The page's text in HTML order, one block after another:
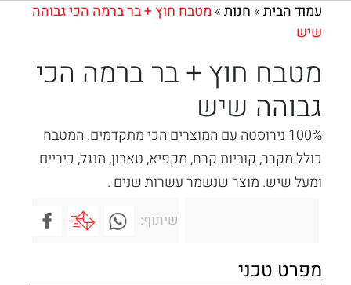
עמוד הבית » חנות » מטבח חוץ + בר ברמה הכי גבוהה
שיש
מטבח חוץ + בר ברמה הכי
גבוהה שיש
100% נירוסטה עם המוצרים הכי מתקדמים. המטבח
כולל מקרר, קוביות קרח, מקפיא, טאבון, מנגל, כיריים
ומעל שיש. מוצר שנשמר עשרות שנים .
שיתוף:
מפרט טכני